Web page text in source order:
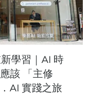
學習｜AI 時
該 「主修
AI 實踐之旅